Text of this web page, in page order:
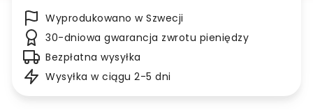
Wyprodukowano w Szwecji
30-dniowa gwarancja zwrotu pieniędzy
Bezpłatna wysyłka
Wysyłka w ciągu 2-5 dni